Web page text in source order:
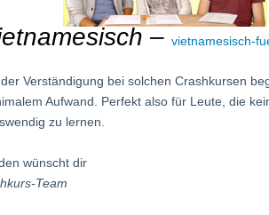
–vietnamesisch-
Verständigung bei solchen Crashkursen
Aufwand. Perfekt also für Leute, die
zu lernen.
wünscht dir
Team